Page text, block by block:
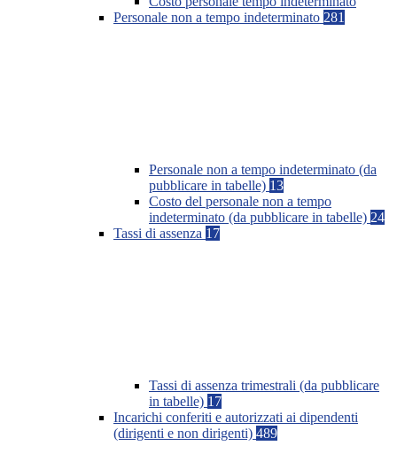
Personale non a tempo indeterminato 281
Personale non a tempo indeterminato (da
pubblicare in tabelle) 13
Costo del personale non a tempo
indeterminato (da pubblicare in tabelle) 24
Tassi di assenza 17
Tassi di assenza trimestrali (da pubblicare
in tabelle) 17
Incarichi conferiti e autorizzati ai dipendenti
(dirigenti e non dirigenti) 489